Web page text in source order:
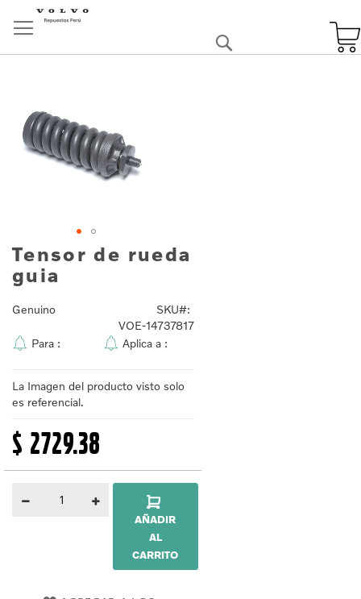
to
Content
Tensor de rueda
guia
Genuino
SKU
VOE-14737817
Para :
Aplica a :
La Imagen del producto visto solo
es referencial.
$ 2729.38
AÑADIR
AL
CARRITO
end
Skip
to
the
of
images